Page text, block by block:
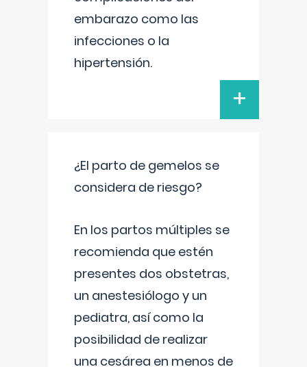
embarazo como las
infecciones o la
hipertensión.
+
¿El parto de gemelos se
considera de riesgo?
En los partos múltiples se
recomienda que estén
presentes dos obstetras,
un anestesiólogo y un
pediatra, así como la
posibilidad de realizar
una cesárea en menos de